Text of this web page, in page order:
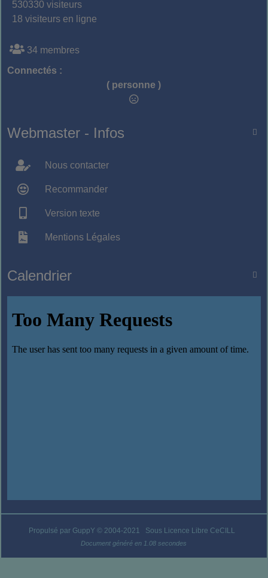
530330 visiteurs
18 visiteurs en ligne
34 membres
Connectés :
( personne )

Webmaster - Infos
Nous contacter
Recommander
Version texte
Mentions Légales

Calendrier
Propulsé par GuppY© 2004-2021 Sous Licence Libre CeCILL
Document généré en 1.08 secondes